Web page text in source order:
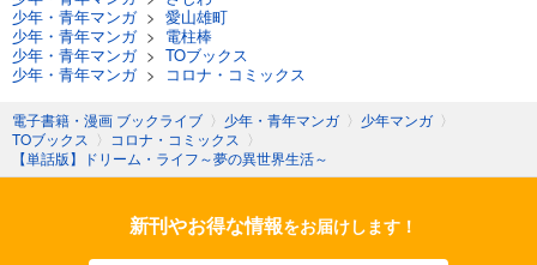
少年・青年マンガ> 愛山雄町
少年・青年マンガ> 電柱棒
少年・青年マンガ> TOブックス
少年・青年マンガ> コロナ・コミックス
電子書籍・漫画 ブックライブ 〉 少年・青年マンガ 〉 少年マンガ 〉
TOブックス 〉 コロナ・コミックス 〉
【単話版】ドリーム・ライフ～夢の異世界生活～
新刊やお得な情報をお届けします！